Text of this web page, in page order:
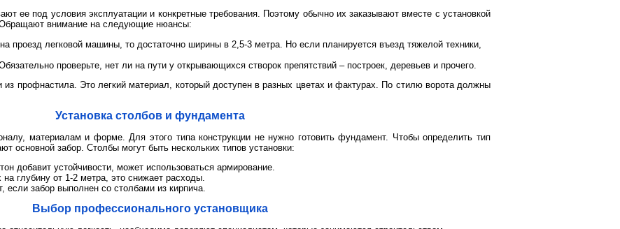
ее под условия эксплуатации и конкретные требования. Поэтому обычно их заказывают вместе с установкой
внимание на следующие нюансы:
проезд легковой машины, то достаточно ширины в 2,5-3 метра. Но если планируется въезд тяжелой техники,
проверьте, нет ли на пути у открывающихся створок препятствий – построек, деревьев и прочего.
из профнастила. Это легкий материал, который доступен в разных цветах и фактурах. По стилю ворота должны
Установка столбов и фундамента
материалам и форме. Для этого типа конструкции не нужно готовить фундамент. Чтобы определить тип
основной забор. Столбы могут быть нескольких типов установки:
добавит устойчивости, может использоваться армирование.
глубину от 1-2 метра, это снижает расходы.
если забор выполнен со столбами из кирпича.
Выбор профессионального установщика